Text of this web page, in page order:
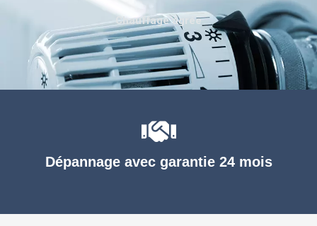
Dépannage avec garantie 24 mois
Chauffage agréé